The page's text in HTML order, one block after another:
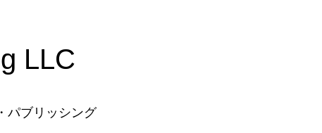
LLC
パブリッシング